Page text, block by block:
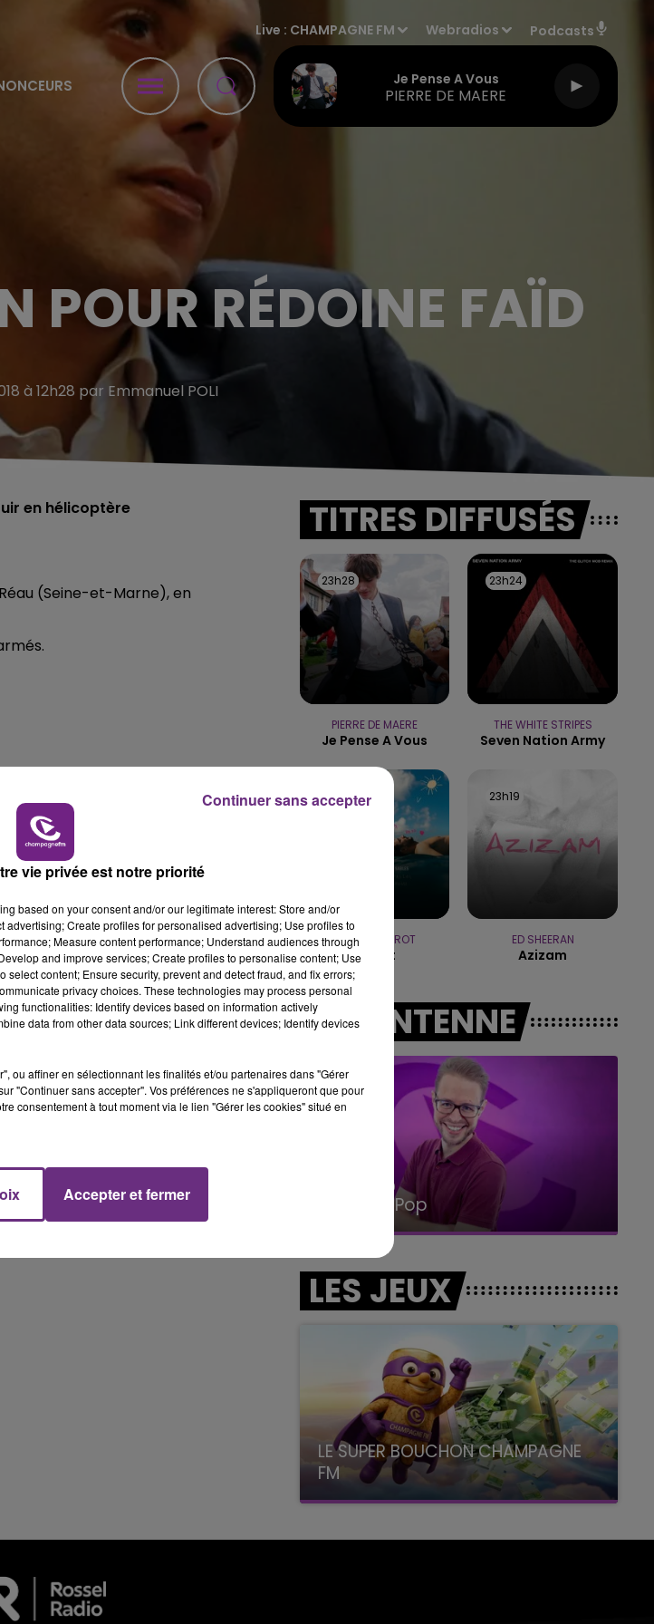
Live : CHAMPAGNE FM Webradios Podcasts
Je Pense A Vous
PIERRE DE MAERE
10h00 - 14h00
LE TICKET DE CAISSE
POUR RÉDOINE FAÏD
à 12h28 par Emmanuel POLI
en hélicoptère
(Seine-et-Marne), en
JOUÉCLUB DE REIMS FERME
institutions du centre-ville
TITRES DIFFUSÉS
23h28
23h28
PIERRE DE MAERE
Je Pense A Vous
23h24
23h24
THE WHITE STRIPES
Seven Nation Army
23h22
23h22
JEREMY FREROT
Frerot
23h19
23h19
ED SHEERAN
Azizam
A L'ANTENNE
14h00
DE CAISSE
14h00 - 15h00
La Radio Pop
LES JEUX
LE SUPER BOUCHON CHAMPAGNE
FM
avec La Famille Champagne FM, à 8H10
vie privée est notre priorité
based on your consent and/or our legitimate interest: Store and/or
Create profiles for personalised advertising; Use profiles to
Measure content performance; Understand audiences through
and improve services; Create profiles to personalise content; Use
content; Ensure security, prevent and detect fraud, and fix errors;
privacy choices. These technologies may process personal
functionalities: Identify devices based on information actively
data from other data sources; Link different devices; Identify devices
ou affiner en sélectionnant les finalités et/ou partenaires dans "Gérer
"Continuer sans accepter". Vos préférences ne s'appliqueront que pour
consentement à tout moment via le lien "Gérer les cookies" situé en
Accepter et fermer
Continuer sans accepter